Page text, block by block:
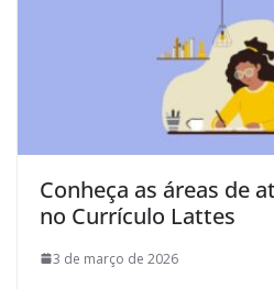
Conheça as áreas de
no Currículo Lattes
3 de março de 2026